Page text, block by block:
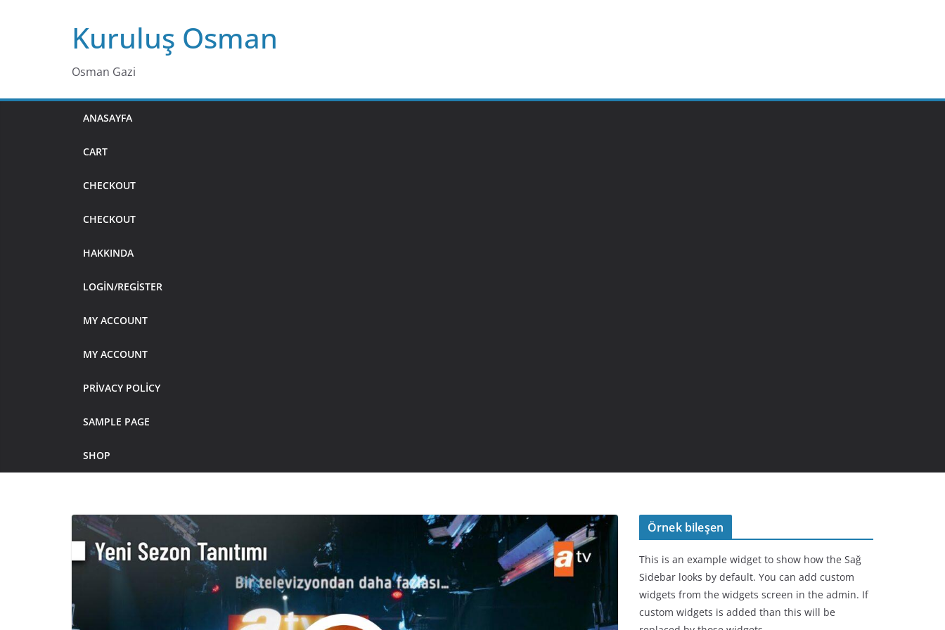
Kuruluş Osman
Osman Gazi
ANASAYFA
CART
CHECKOUT
CHECKOUT
HAKKINDA
LOGIN/REGISTER
MY ACCOUNT
MY ACCOUNT
PRIVACY POLICY
SAMPLE PAGE
SHOP
Örnek bileşen
This is an example widget to show how the Sağ
Sidebar looks by default. You can add custom
widgets from the widgets screen in the admin. If
custom widgets is added than this will be